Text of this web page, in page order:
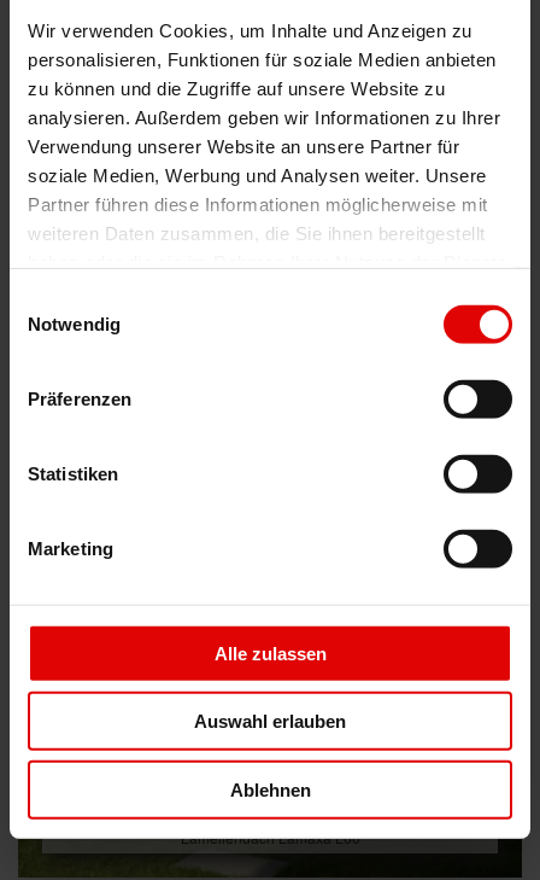
Wir verwenden Cookies, um Inhalte und Anzeigen zu
personalisieren, Funktionen für soziale Medien anbieten
zu können und die Zugriffe auf unsere Website zu
analysieren. Außerdem geben wir Informationen zu Ihrer
Verwendung unserer Website an unsere Partner für
soziale Medien, Werbung und Analysen weiter. Unsere
Partner führen diese Informationen möglicherweise mit
weiteren Daten zusammen, die Sie ihnen bereitgestellt
Notwendig
Präferenzen
Statistiken
Marketing
Alle zulassen
Auswahl erlauben
Ablehnen
Lamellendach Lamaxa L60